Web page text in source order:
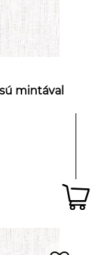
mintával